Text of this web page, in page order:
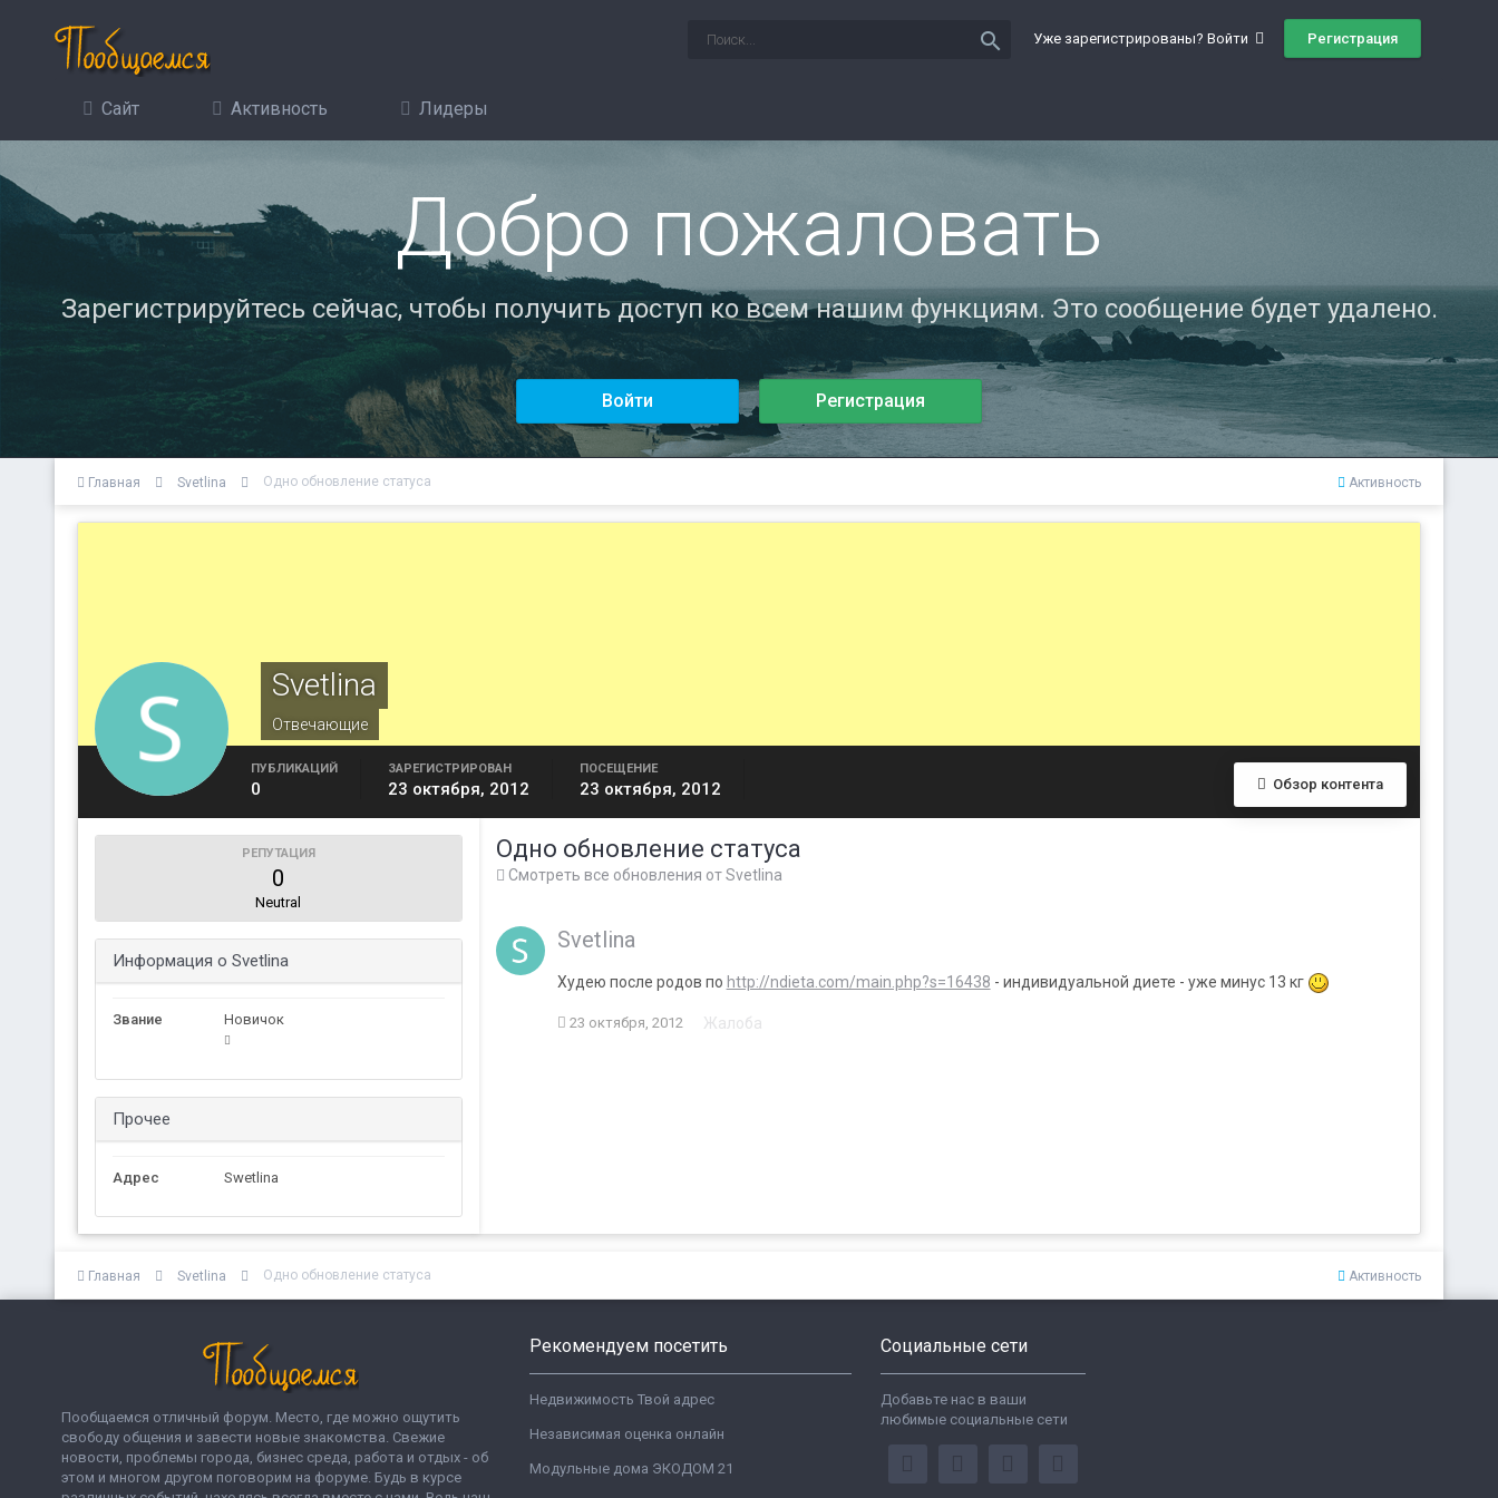
Уже зарегистрированы? Войти Регистрация
search
Сайт Активность Лидеры
Добро пожаловать
Зарегистрируйтесь сейчас, чтобы получить доступ ко всем нашим функциям. Это сообщение будет удалено.
Войти Регистрация
Активность
Главная Svetlina Одно обновление статуса
Svetlina
Отвечающие
Обзор контента
ПУБЛИКАЦИЙ
0
ЗАРЕГИСТРИРОВАН
23 октября, 2012
ПОСЕЩЕНИЕ
23 октября, 2012
РЕПУТАЦИЯ
0
Neutral
Информация о Svetlina
Звание Новичок
Прочее
Адрес Swetlina
Одно обновление статуса
Смотреть все обновления от Svetlina
Svetlina
Худею после родов по http://ndieta.com/main.php?s=16438 - индивидуальной диете - уже минус 13 кг
23 октября, 2012 Жалоба
Активность
Главная Svetlina Одно обновление статуса
Пообщаемся отличный форум. Место, где можно ощутить
свободу общения и завести новые знакомства. Свежие
новости, проблемы города, бизнес среда, работа и отдых - об
этом и многом другом поговорим на форуме. Будь в курсе
Рекомендуем посетить
Недвижимость Твой адрес
Независимая оценка онлайн
Модульные дома ЭКОДОМ 21
Социальные сети
Добавьте нас в ваши
любимые социальные сети